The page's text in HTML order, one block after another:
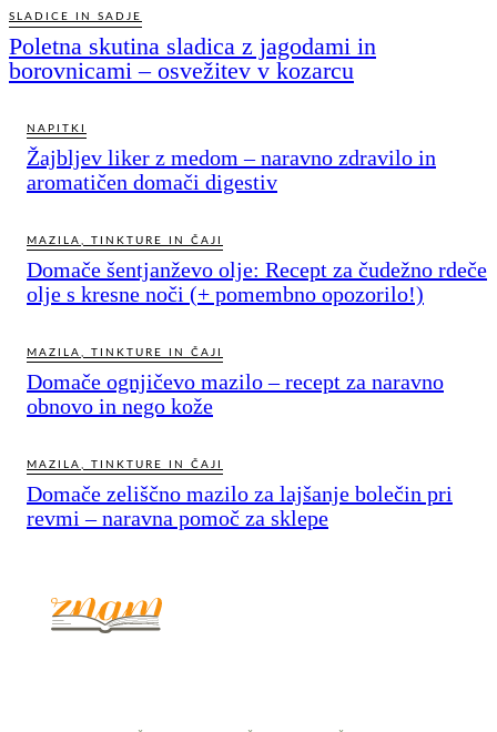
SLADICE IN SADJE
Poletna skutina sladica z jagodami in
borovnicami – osvežitev v kozarcu
NAPITKI
Žajbljev liker z medom – naravno zdravilo in
aromatičen domači digestiv
MAZILA, TINKTURE IN ČAJI
Domače šentjanževo olje: Recept za čudežno rdeče
olje s kresne noči (+ pomembno opozorilo!)
MAZILA, TINKTURE IN ČAJI
Domače ognjičevo mazilo – recept za naravno
obnovo in nego kože
MAZILA, TINKTURE IN ČAJI
Domače zeliščno mazilo za lajšanje bolečin pri
revmi – naravna pomoč za sklepe